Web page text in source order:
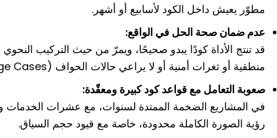
مطوّر يعيش داخل الكود لأسابيع أو أشهر.
عدم ضمان صحة الحل في الواقع:
منطقية أو ثغرات أمنية أو لا يراعي حالات الحواف (Edge Cases).
صعوبة التعامل مع قواعد كود كبيرة ومعقّدة:
في المشاريع الضخمة الممتدة لسنوات، مع عشرات الخدمات
رؤية الصورة الكاملة محدودة، خاصة مع قيود حجم السياق.